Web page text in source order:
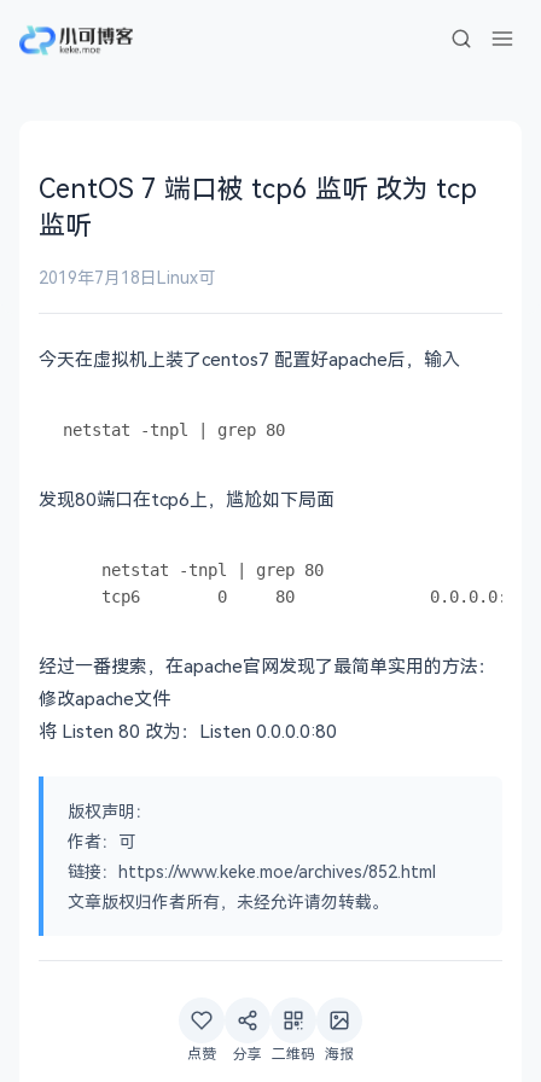
CentOS 7 端口被 tcp6 监听 改为 tcp
监听
2019年7月18日Linux可
今天在虚拟机上装了centos7 配置好apache后，输入
发现80端口在tcp6上，尴尬如下局面
    netstat -tnpl | grep 80
经过一番搜索，在apache官网发现了最简单实用的方法：
修改apache文件
将 Listen 80 改为：Listen 0.0.0.0:80
版权声明：
作者：可
链接：https://www.keke.moe/archives/852.html
文章版权归作者所有，未经允许请勿转载。
点赞 分享 二维码 海报